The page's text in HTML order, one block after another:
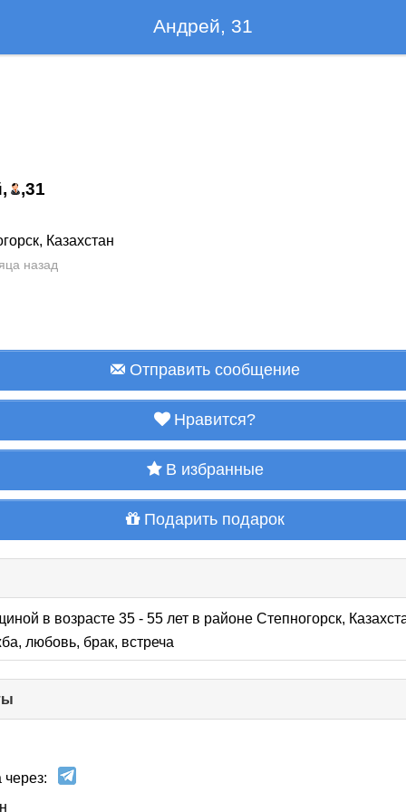
Андрей, 31
,31
Казахстан
назад
Отправить сообщение
Нравится?
В избранные
Подарить подарок
в возрасте 35 - 55 лет в районе Степногорск,
любовь, брак, встреча
to